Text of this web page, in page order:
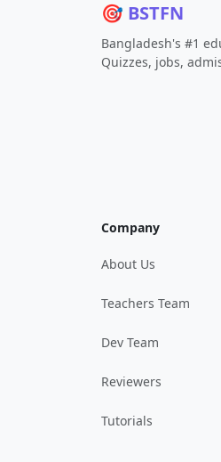
🎯 BSTFN
Bangladesh's #1
Quizzes, jobs,
Company
About Us
Teachers Team
Dev Team
Reviewers
Tutorials